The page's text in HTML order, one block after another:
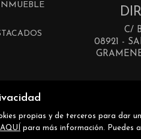
propias y de terceros para dar
AQUÍ
para más información. Puedes
C/
08921 -